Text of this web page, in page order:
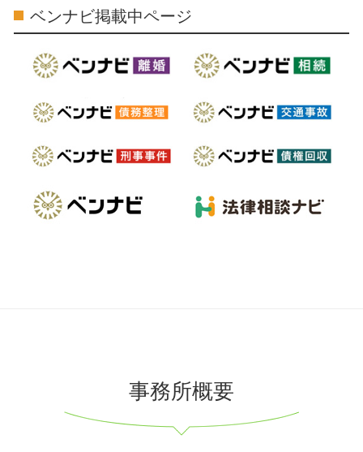
ベンナビ掲載中ページ
事務所概要